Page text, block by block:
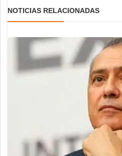
NOTICIAS RELACIONADAS